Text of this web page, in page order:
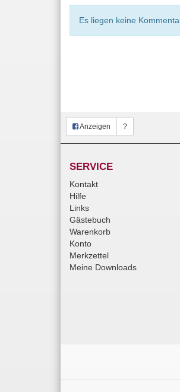
Es liegen keine
Anzeigen ?
SERVICE
Kontakt
Hilfe
Links
Gästebuch
Warenkorb
Konto
Merkzettel
Meine Downloads